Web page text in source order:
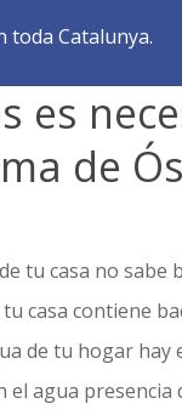
toda Catalunya.
es
de
tu casa no sabe
casa contiene
de tu hogar hay
el agua